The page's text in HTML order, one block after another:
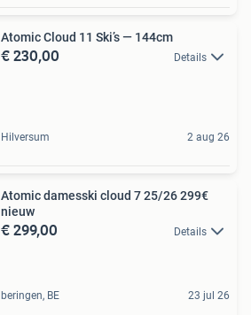
Atomic Cloud 11 Ski’s — 144cm
€ 230,00 Details
Hilversum 2 aug 26
Atomic damesski cloud 7 25/26 299€
nieuw
€ 299,00 Details
beringen, BE 23 jul 26